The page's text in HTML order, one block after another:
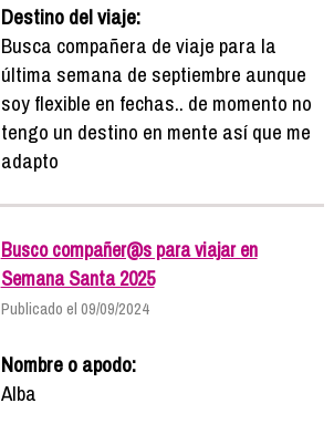
Destino del viaje:
Busca compañera de viaje para la
última semana de septiembre aunque
soy flexible en fechas.. de momento no
tengo un destino en mente así que me
adapto
Busco compañer@s para viajar en
Semana Santa 2025
Publicado el 09/09/2024
Nombre o apodo:
Alba